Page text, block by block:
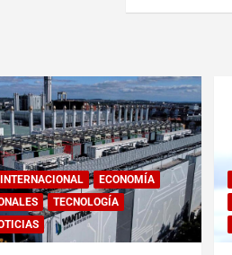
ECONOMÍA
TECNOLOGÍA